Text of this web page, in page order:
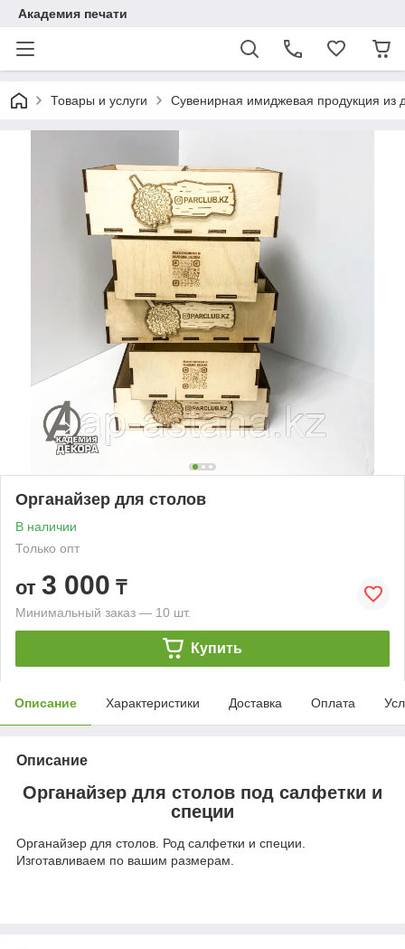
Академия печати
Товары и услуги Сувенирная имиджевая продукция из
Органайзер для столов
В наличии
Только опт
от 3 000 ₸
Минимальный заказ — 10 шт.
Купить
Описание Характеристики Доставка Оплата
Описание
Органайзер для столов под салфетки и
специи
Органайзер для столов. Род салфетки и специи.
Изготавливаем по вашим размерам.